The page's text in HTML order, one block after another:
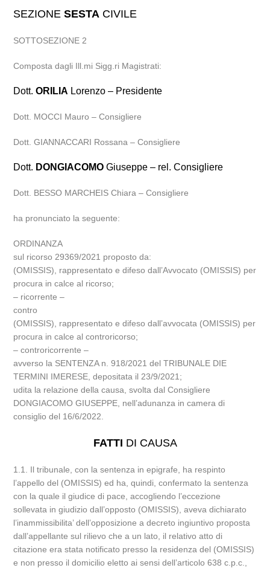
SEZIONESESTA CIVILE
SOTTOSEZIONE 2
Composta dagli Ill.mi Sigg.ri Magistrati:
Dott.ORILIA Lorenzo – Presidente
Dott. MOCCI Mauro – Consigliere
Dott. GIANNACCARI Rossana – Consigliere
Dott. DONGIACOMO Giuseppe – rel. Consigliere
Dott. BESSO MARCHEIS Chiara – Consigliere
ha pronunciato la seguente:
ORDINANZA
sul ricorso 29369/2021 proposto da:
(OMISSIS), rappresentato e difeso dall’Avvocato (OMISSIS) per
procura in calce al ricorso;
– ricorrente –
contro
(OMISSIS), rappresentato e difeso dall’avvocata (OMISSIS) per
procura in calce al controricorso;
– controricorrente –
avverso la SENTENZA n. 918/2021 del TRIBUNALE DIE
TERMINI IMERESE, depositata il 23/9/2021;
udita la relazione della causa, svolta dal Consigliere
DONGIACOMO GIUSEPPE, nell’adunanza in camera di
consiglio del 16/6/2022.
FATTI DI CAUSA
1.1. Il tribunale, con la sentenza in epigrafe, ha respinto
l’appello del (OMISSIS) ed ha, quindi, confermato la sentenza
con la quale il giudice di pace, accogliendo l’eccezione
sollevata in giudizio dall’opposto (OMISSIS), aveva dichiarato
l’inammissibilita’ dell’opposizione a decreto ingiuntivo proposta
dall’appellante sul rilievo che a un lato, il relativo atto di
citazione era stata notificato presso la residenza del (OMISSIS)
e non presso il domicilio eletto ai sensi dell’articolo 638 c.p.c.,